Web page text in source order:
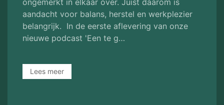
aandacht voor balans, herstel en werkplezier
belangrijk. In de eerste aflevering van onze
nieuwe podcast 'Een te g…
Lees meer